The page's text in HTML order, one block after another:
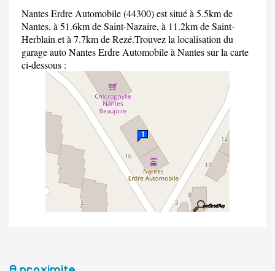
Nantes Erdre Automobile (44300) est situé à 5.5km de
Nantes, à 51.6km de Saint-Nazaire, à 11.2km de Saint-
Herblain et à 7.7km de Rezé.Trouvez la localisation du
garage auto Nantes Erdre Automobile à Nantes sur la carte
ci-dessous :